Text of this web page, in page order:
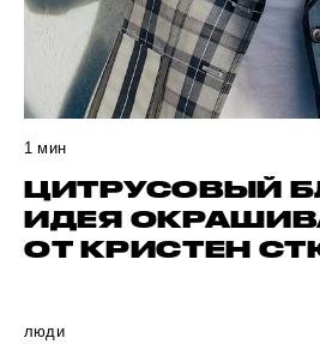
1 мин
ЦИТРУСОВЫЙ
ИДЕЯ
ОТ КРИСТЕН
люди